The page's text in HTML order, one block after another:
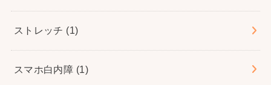
ストレッチ (1)
スマホ白内障 (1)